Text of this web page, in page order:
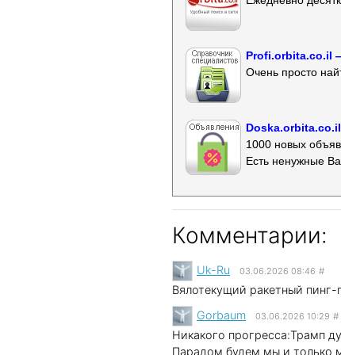
Profi.orbita.co.il
Очень просто
1000 новых
Есть ненужные
Комментарии:
Uk-Ru 03.06.2026 08:46 #
Вялотекущий ракетный
Gorbaum 03.06.2026 10:29 #
Никакого прогресса:Трамп
Парадом будем мы и только